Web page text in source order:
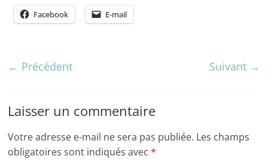
Facebook E-mail
← Précédent Suivant →
Laisser un commentaire
Votre adresse e-mail ne sera pas publiée. Les champs
obligatoires sont indiqués avec*